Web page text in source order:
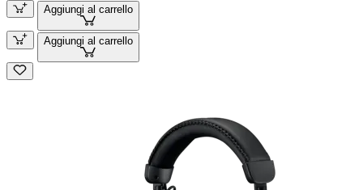
Aggiungi al carrello
Aggiungi al carrello